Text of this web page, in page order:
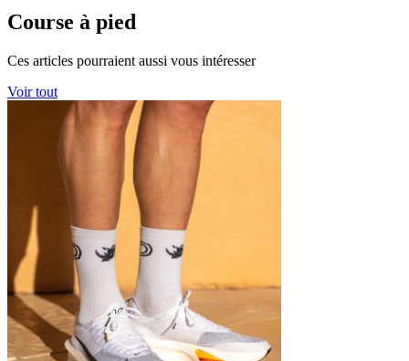
Course à pied
Ces articles pourraient aussi vous intéresser
Voir tout